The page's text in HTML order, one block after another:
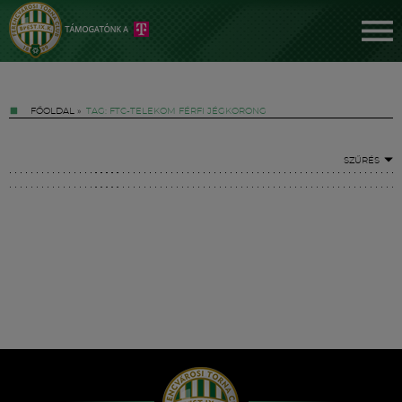
FŐOLDAL » TAG: FTC-TELEKOM FÉRFI JÉGKORONG
SZŰRÉS
Hírek